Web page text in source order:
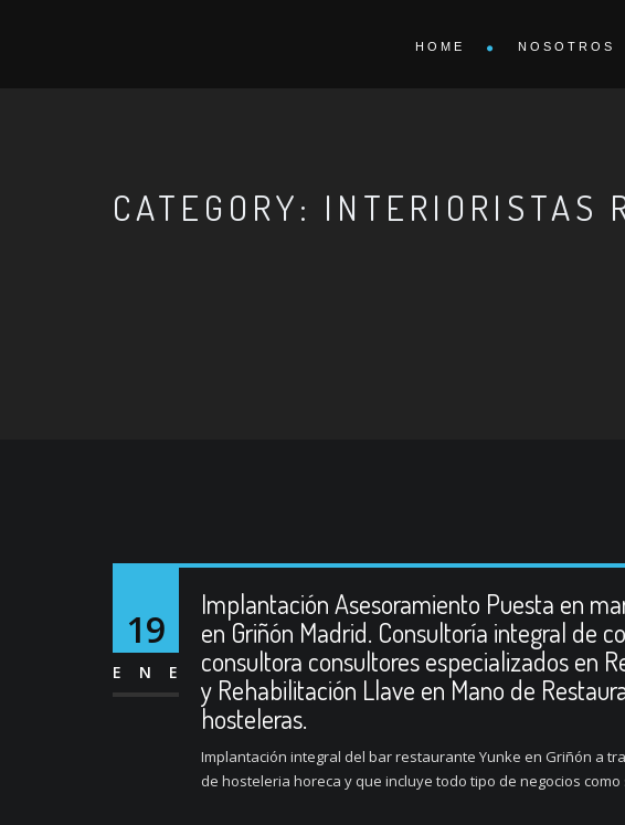
HOME NOSOTROS
CATEGORY: INTERIORISTAS
19
ENE
Implantación Asesoramiento Puesta en
en Griñón Madrid. Consultoría integral de
consultora consultores especializados en
y Rehabilitación Llave en Mano de
hosteleras.
Implantación integral del bar restaurante Yunke en Griñón a
de hosteleria horeca y que incluye todo tipo de negocios como